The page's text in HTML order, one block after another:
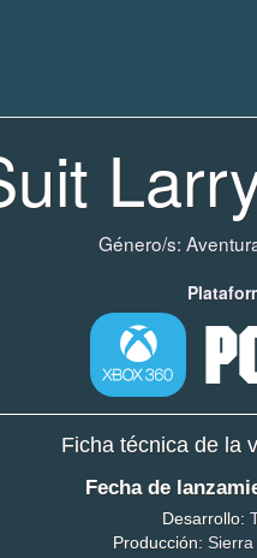
Género/s:
Ficha técnica de la
Fecha de
Desarrollo:
Producción: